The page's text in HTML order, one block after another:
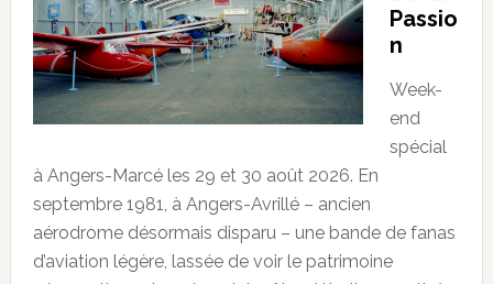
Passio
n
Week-
end
spécial
à Angers-Marcé les 29 et 30 août 2026. En
septembre 1981, à Angers-Avrillé – ancien
aérodrome désormais disparu – une bande de fanas
d’aviation légère, lassée de voir le patrimoine